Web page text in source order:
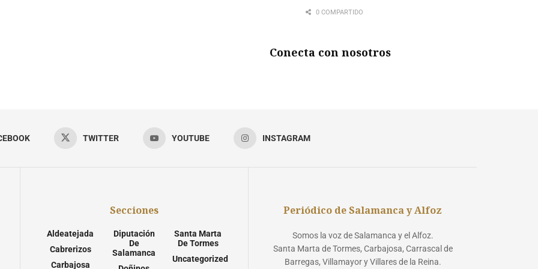
0 COMPARTIDO
Conecta con nosotros
TWITTER YOUTUBE INSTAGRAM
Secciones
Aldeatejada
Cabrerizos
Carbajosa
Diputación
De
Salamanca
Santa Marta
De Tormes
Uncategorized
Periódico de Salamanca y Alfoz
Somos la voz de Salamanca y el Alfoz.
Santa Marta de Tormes, Carbajosa, Carrascal de
Barregas, Villamayor y Villares de la Reina.